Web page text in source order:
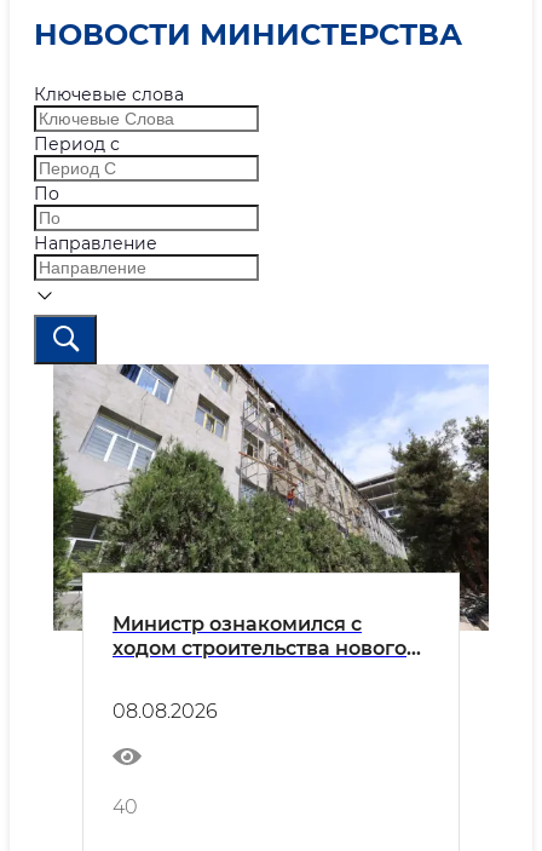
НОВОСТИ МИНИСТЕРСТВА
Ключевые слова
Период с
По
Направление
Министр ознакомился с
ходом строительства нового
08.08.2026
40